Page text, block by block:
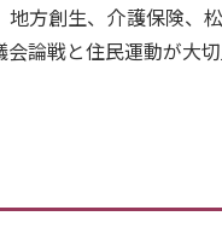
方創生、介護保険、
論戦と住民運動が大